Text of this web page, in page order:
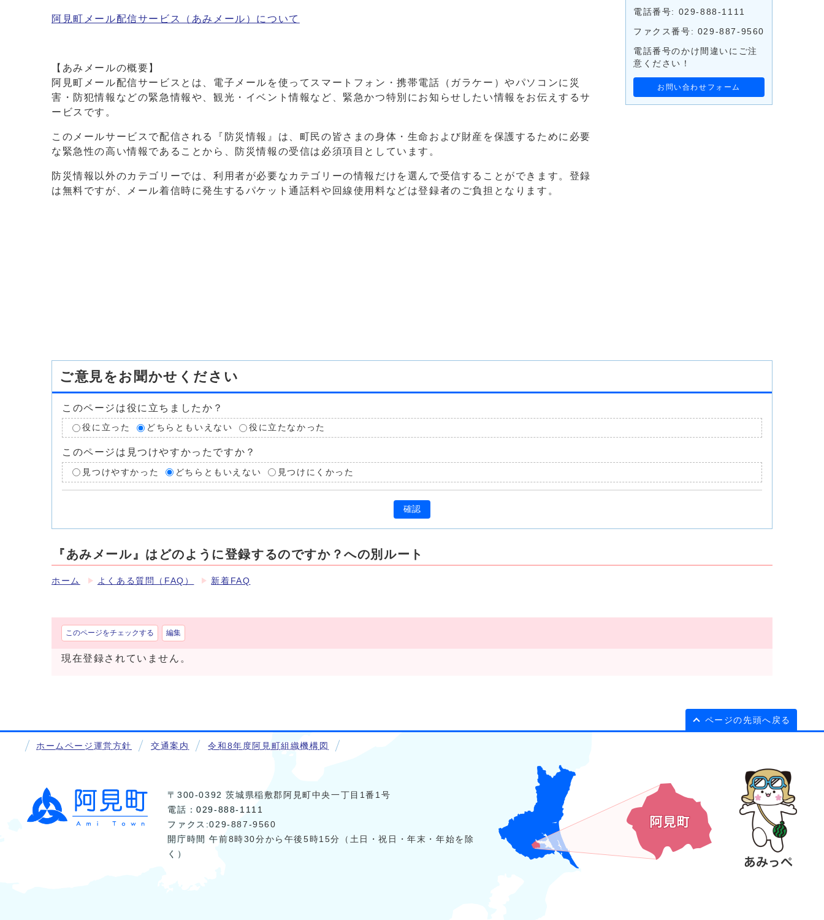
阿見町メール配信サービス（あみメール）について
【あみメールの概要】
阿見町メール配信サービスとは、電子メールを使ってスマートフォン・携帯電話（ガラケー）やパソコンに災
害・防犯情報などの緊急情報や、観光・イベント情報など、緊急かつ特別にお知らせしたい情報をお伝えするサ
ービスです。
このメールサービスで配信される『防災情報』は、町民の皆さまの身体・生命および財産を保護するために必要
な緊急性の高い情報であることから、防災情報の受信は必須項目としています。
防災情報以外のカテゴリーでは、利用者が必要なカテゴリーの情報だけを選んで受信することができます。登録
は無料ですが、メール着信時に発生するパケット通話料や回線使用料などは登録者のご負担となります。
電話番号: 029-888-1111
ファクス番号: 029-887-9560
電話番号のかけ間違いにご注
意ください！
お問い合わせフォーム
ご意見をお聞かせください
このページは役に立ちましたか？
役に立った どちらともいえない 役に立たなかった
このページは見つけやすかったですか？
見つけやすかった どちらともいえない 見つけにくかった
確認
『あみメール』はどのように登録するのですか？への別ルート
ホーム よくある質問（FAQ） 新着FAQ
このページをチェックする 編集
現在登録されていません。
ページの先頭へ戻る
ホームページ運営方針 交通案内 令和8年度阿見町組織機構図
〒300-0392 茨城県稲敷郡阿見町中央一丁目1番1号
電話：029-888-1111
ファクス:029-887-9560
開庁時間 午前8時30分から午後5時15分（土日・祝日・年末・年始を除
く）